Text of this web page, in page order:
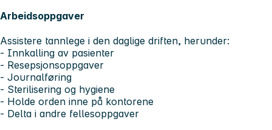
Arbeidsoppgaver
Assistere tannlege i den daglige driften, herunder:
- Innkalling av pasienter
- Resepsjonsoppgaver
- Journalføring
- Sterilisering og hygiene
- Holde orden inne på kontorene
- Delta i andre fellesoppgaver